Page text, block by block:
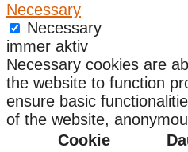
Necessary
Necessary
immer aktiv
Necessary cookies are
the website to function
ensure basic
of the website,
Cookie